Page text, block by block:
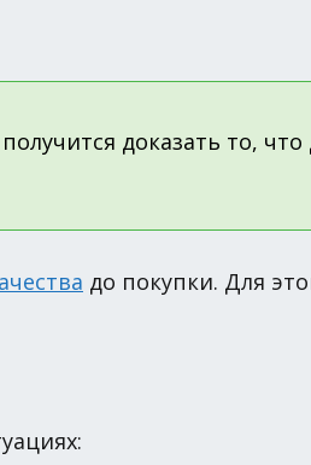
доказать то,
до покупки. Для